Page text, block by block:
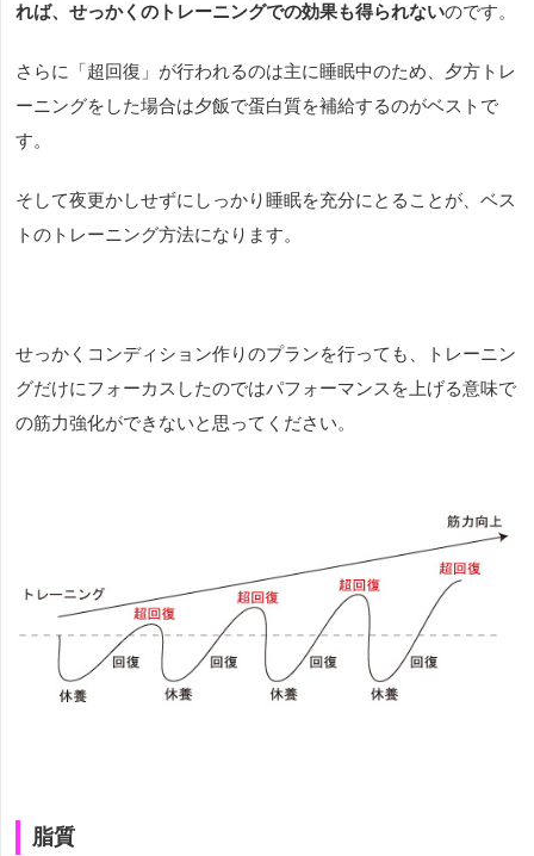
れば、せっかくのトレーニングでの効果も得られないのです。
さらに「超回復」が行われるのは主に睡眠中のため、夕方トレ
ーニングをした場合は夕飯で蛋白質を補給するのがベストで
す。
そして夜更かしせずにしっかり睡眠を充分にとることが、ベス
トのトレーニング方法になります。
せっかくコンディション作りのプランを行っても、トレーニン
グだけにフォーカスしたのではパフォーマンスを上げる意味で
の筋力強化ができないと思ってください。
脂質